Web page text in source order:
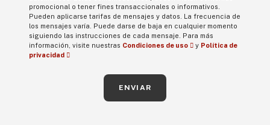
promocional o tener fines transaccionales o informativos.
Pueden aplicarse tarifas de mensajes y datos. La frecuencia de
los mensajes varía. Puede darse de baja en cualquier momento
siguiendo las instrucciones de cada mensaje. Para más
información, visite nuestras Condiciones de uso y Política de
privacidad
ENVIAR